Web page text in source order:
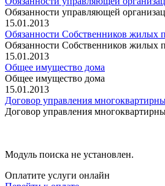
Обязанности управляющей
15.01.2013
Обязанности Собственников жилых
Обязанности Собственников жилых
15.01.2013
Общее имущество дома
Общее имущество дома
15.01.2013
Договор управления
Договор управления
Модуль поиска не установлен.
Оплатите услуги онлайн